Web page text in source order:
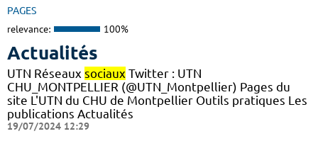
PAGES
relevance: 100%
Actualités
UTN Réseaux sociaux Twitter : UTN
CHU_MONTPELLIER (@UTN_Montpellier) Pages du
site L'UTN du CHU de Montpellier Outils pratiques Les
publications Actualités
19/07/2024 12:29